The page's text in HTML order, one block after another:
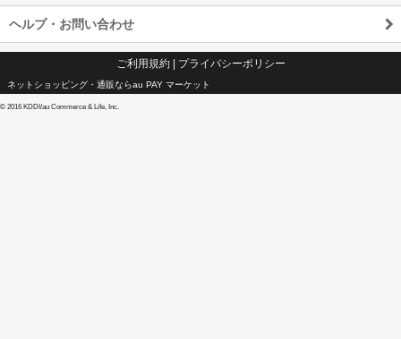
ヘルプ・お問い合わせ
ご利用規約| プライバシーポリシー
ネットショッピング・通販ならau PAY マーケット
© 2016 KDDI/au Commerce & Life, Inc.